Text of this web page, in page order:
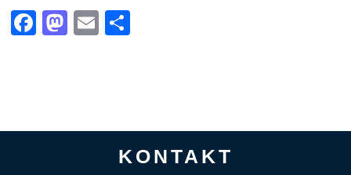
Facebook
Mastodon
Email
KONTAKT